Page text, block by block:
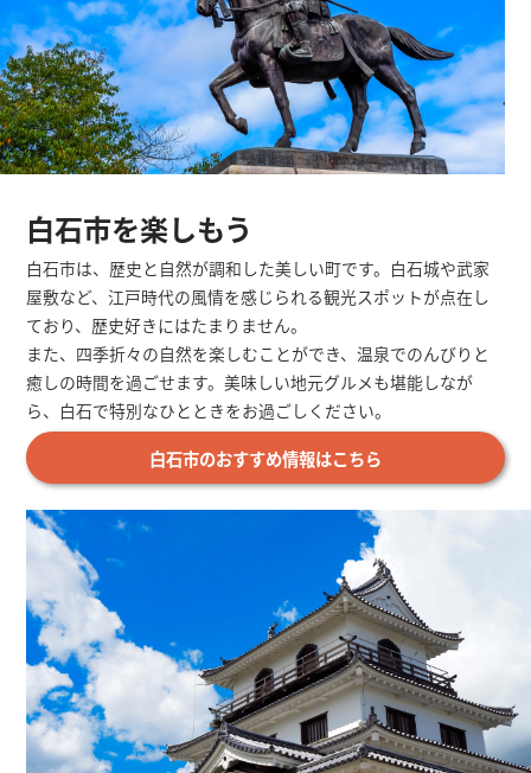
白石市を楽しもう
白石市は、歴史と自然が調和した美しい町です。白石城や武家
屋敷など、江戸時代の風情を感じられる観光スポットが点在し
ており、歴史好きにはたまりません。
また、四季折々の自然を楽しむことができ、温泉でのんびりと
癒しの時間を過ごせます。美味しい地元グルメも堪能しなが
ら、白石で特別なひとときをお過ごしください。
白石市のおすすめ情報はこちら